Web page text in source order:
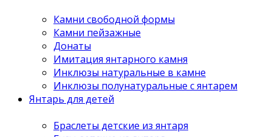
Камни свободной формы
Камни пейзажные
Донаты
Имитация янтарного камня
Инклюзы натуральные в камне
Инклюзы полунатуральные с янтарем
Янтарь для детей
Браслеты детские из янтаря